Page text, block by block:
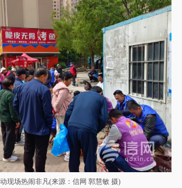
现场热闹非凡(来源：信网 郭慧敏 摄)